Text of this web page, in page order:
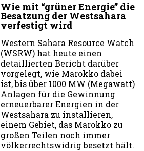
Wie mit “grüner Energie” die
Besatzung der Westsahara
verfestigt wird
Western Sahara Resource Watch
(WSRW) hat heute einen
detaillierten Bericht darüber
vorgelegt, wie Marokko dabei
ist, bis über 1000 MW (Megawatt)
Anlagen für die Gewinnung
erneuerbarer Energien in der
Westsahara zu installieren,
einem Gebiet, das Marokko zu
großen Teilen noch immer
völkerrechtswidrig besetzt hält.